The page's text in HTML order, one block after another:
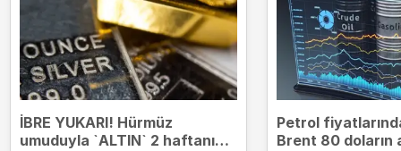
İBRE YUKARI! Hürmüz
umuduyla `ALTIN` 2 haftanın
Petrol
Brent 80 doların